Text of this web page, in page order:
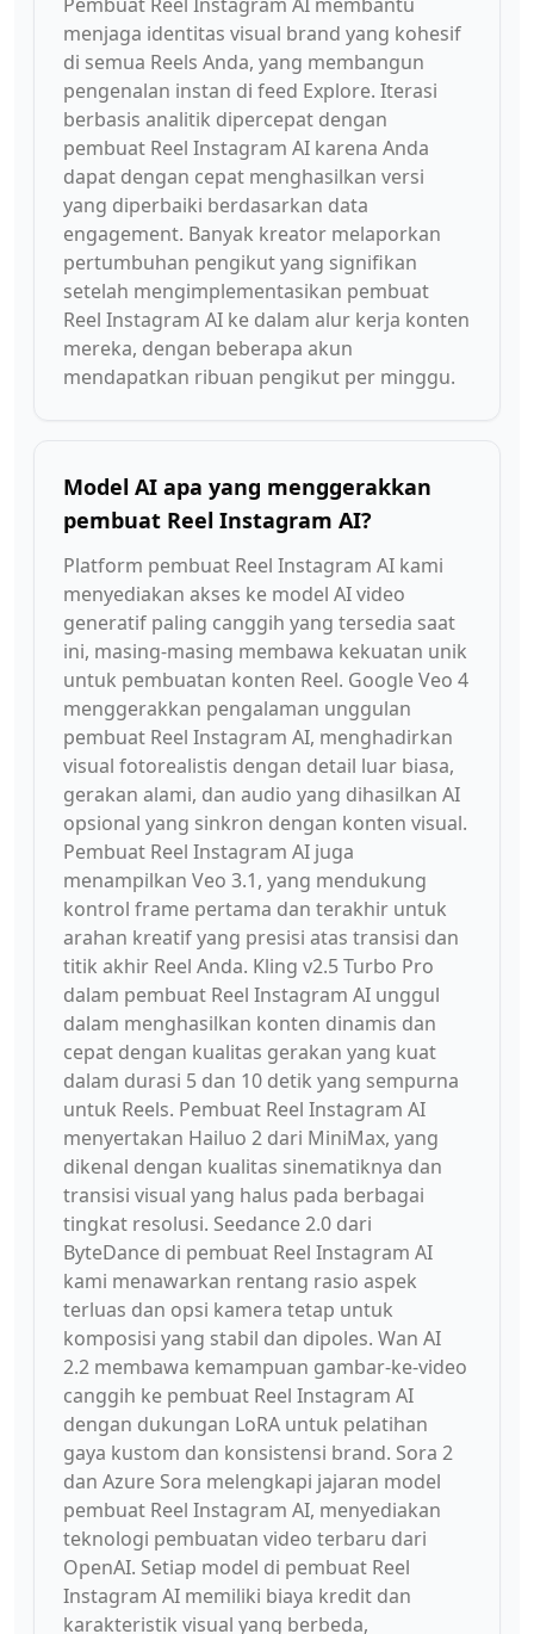
menjaga identitas visual brand yang kohesif
di semua Reels Anda, yang membangun
pengenalan instan di feed Explore. Iterasi
berbasis analitik dipercepat dengan
pembuat Reel Instagram AI karena Anda
dapat dengan cepat menghasilkan versi
yang diperbaiki berdasarkan data
engagement. Banyak kreator melaporkan
pertumbuhan pengikut yang signifikan
setelah mengimplementasikan pembuat
Reel Instagram AI ke dalam alur kerja konten
mereka, dengan beberapa akun
mendapatkan ribuan pengikut per minggu.
Model AI apa yang menggerakkan
pembuat Reel Instagram AI?
Platform pembuat Reel Instagram AI kami
menyediakan akses ke model AI video
generatif paling canggih yang tersedia saat
ini, masing-masing membawa kekuatan unik
untuk pembuatan konten Reel. Google Veo 4
menggerakkan pengalaman unggulan
pembuat Reel Instagram AI, menghadirkan
visual fotorealistis dengan detail luar biasa,
gerakan alami, dan audio yang dihasilkan AI
opsional yang sinkron dengan konten visual.
Pembuat Reel Instagram AI juga
menampilkan Veo 3.1, yang mendukung
kontrol frame pertama dan terakhir untuk
arahan kreatif yang presisi atas transisi dan
titik akhir Reel Anda. Kling v2.5 Turbo Pro
dalam pembuat Reel Instagram AI unggul
dalam menghasilkan konten dinamis dan
cepat dengan kualitas gerakan yang kuat
dalam durasi 5 dan 10 detik yang sempurna
untuk Reels. Pembuat Reel Instagram AI
menyertakan Hailuo 2 dari MiniMax, yang
dikenal dengan kualitas sinematiknya dan
transisi visual yang halus pada berbagai
tingkat resolusi. Seedance 2.0 dari
ByteDance di pembuat Reel Instagram AI
kami menawarkan rentang rasio aspek
terluas dan opsi kamera tetap untuk
komposisi yang stabil dan dipoles. Wan AI
2.2 membawa kemampuan gambar-ke-video
canggih ke pembuat Reel Instagram AI
dengan dukungan LoRA untuk pelatihan
gaya kustom dan konsistensi brand. Sora 2
dan Azure Sora melengkapi jajaran model
pembuat Reel Instagram AI, menyediakan
teknologi pembuatan video terbaru dari
OpenAI. Setiap model di pembuat Reel
Instagram AI memiliki biaya kredit dan
karakteristik visual yang berbeda,